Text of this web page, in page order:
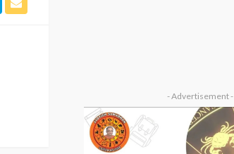
- Advertisement -